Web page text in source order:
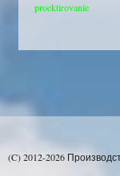
proektirovanie
(C) 2012-2026